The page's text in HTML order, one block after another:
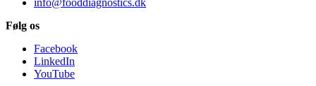
Følg os
Facebook
LinkedIn
YouTube